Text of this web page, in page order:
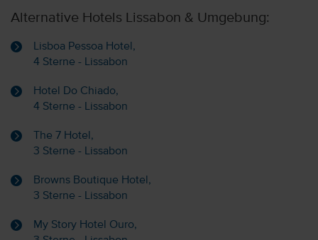
Alternative Hotels Lissabon & Umgebung:
Lisboa Pessoa Hotel,
4 Sterne - Lissabon
Hotel Do Chiado,
4 Sterne - Lissabon
The 7 Hotel,
3 Sterne - Lissabon
Browns Boutique Hotel,
3 Sterne - Lissabon
My Story Hotel Ouro,